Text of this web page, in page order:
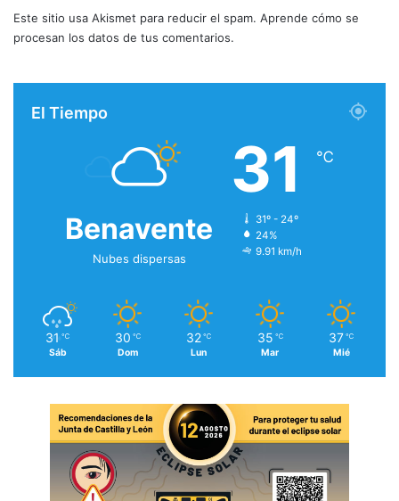
Este sitio usa Akismet para reducir el spam. Aprende cómo se
procesan los datos de tus comentarios.
El Tiempo
Benavente
Nubes dispersas
31 ℃
31º - 24º
24%
9.91 km/h
31 ℃
Sáb
30 ℃
Dom
32 ℃
Lun
35 ℃
Mar
37 ℃
Mié